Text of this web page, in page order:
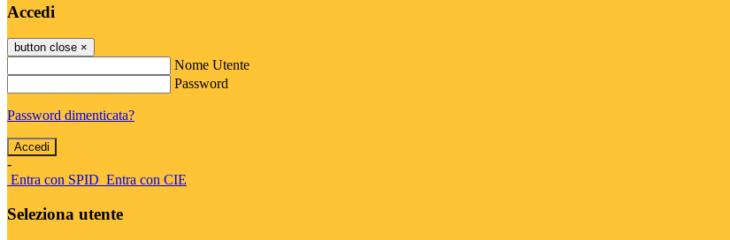
Accedi
button close ×
Nome Utente
Password
Password dimenticata?
-
Entra con SPID Entra con CIE
Seleziona utente